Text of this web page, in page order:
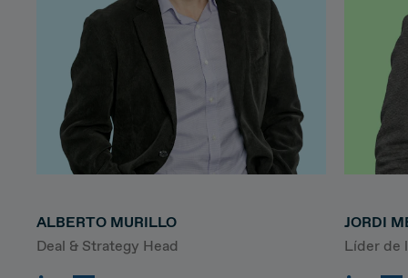
ALBERTO MURILLO
Deal & Strategy Head
JORDI
Líder de